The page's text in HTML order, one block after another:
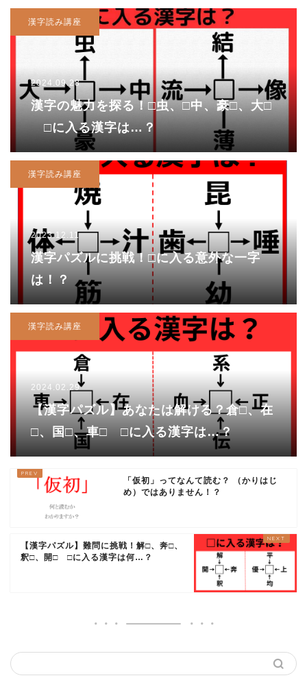
漢字読み講座
2024.09.28
漢字の魅力を探る！□虫、□中、豪□、大□
□に入る漢字は…？
漢字読み講座
2023.12.11
漢字パズルに挑戦！□に入る意外な一字
は！？
漢字読み講座
2024.02.29
【漢字パズル】あなたは解ける？倉□、在
□、国□、車□ □に入る漢字は…？
「仮初」ってなんて読む？ （かりはじ
め）ではありません！？
【漢字パズル】難問に挑戦！解□、奔□、
釈□、開□ □に入る漢字は何…？